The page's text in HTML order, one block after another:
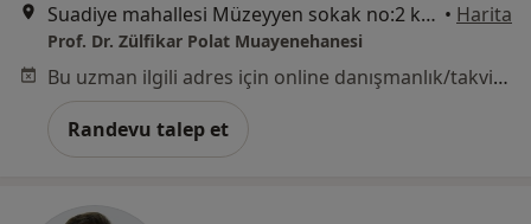
Suadiye mahallesi Müzeyyen sokak no:2 k:1 Kaya Plaza\Longevity Clinic, Üsküdar • Harita
Prof. Dr. Zülfikar Polat Muayenehanesi
Bu uzman ilgili adres için online danışmanlık/takvim sunmuyor.
Randevu talep et